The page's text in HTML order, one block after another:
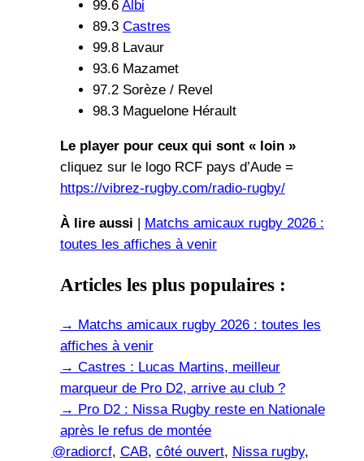
99.6 Albi
89.3 Castres
99.8 Lavaur
93.6 Mazamet
97.2 Sorèze / Revel
98.3 Maguelone Hérault
Le player pour ceux qui sont « loin »
cliquez sur le logo RCF pays d’Aude =
https://vibrez-rugby.com/radio-rugby/
À lire aussi | Matchs amicaux rugby 2026 :
toutes les affiches à venir
Articles les plus populaires :
→ Matchs amicaux rugby 2026 : toutes les
affiches à venir
→ Castres : Lucas Martins, meilleur
marqueur de Pro D2, arrive au club ?
→ Pro D2 : Nissa Rugby reste en Nationale
après le refus de montée
@radiorcf, CAB, côté ouvert, Nissa rugby